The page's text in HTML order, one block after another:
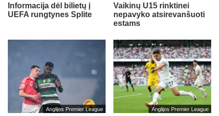
Informacija dėl bilietų į
UEFA rungtynes Splite
Vaikinų U15 rinktinei
nepavyko atsirevanšuoti
estams
Anglijos Premier League Anglijos Premier League